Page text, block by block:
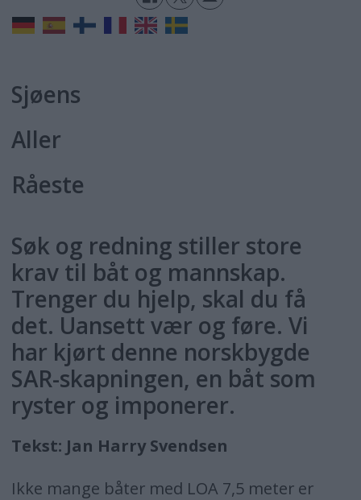
Sjøens
Aller
Råeste
Søk og redning stiller store
krav til båt og mannskap.
Trenger du hjelp, skal du få
det. Uansett vær og føre. Vi
har kjørt denne norskbygde
SAR-skapningen, en båt som
ryster og imponerer.
Tekst: Jan Harry Svendsen
Ikke mange båter med LOA 7,5 meter er